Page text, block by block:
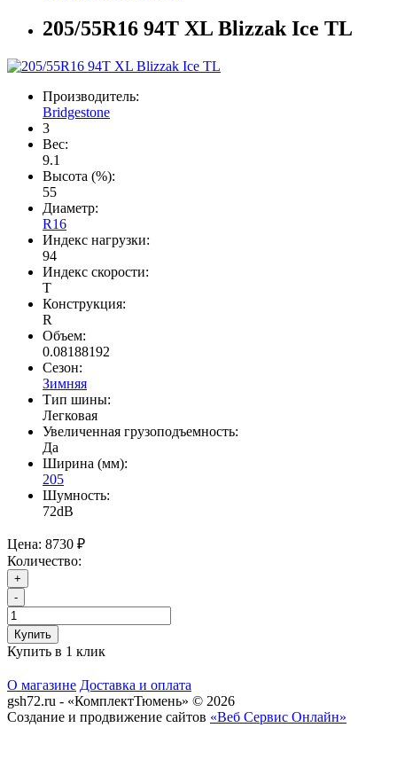
205/55R16 94T XL Blizzak Ice TL
Производитель:
Bridgestone
3
Вес:
9.1
Высота (%):
55
Диаметр:
R16
Индекс нагрузки:
94
Индекс скорости:
T
Конструкция:
R
Объем:
0.08188192
Сезон:
Зимняя
Тип шины:
Легковая
Увеличенная грузоподъемность:
Да
Ширина (мм):
205
Шумность:
72dB
Цена: 8730 ₽
Количество:
+
-
Купить
Купить в 1 клик
О магазине Доставка и оплата
gsh72.ru - «КомплектТюмень» © 2026
Создание и продвижение сайтов «Веб Сервис Онлайн»